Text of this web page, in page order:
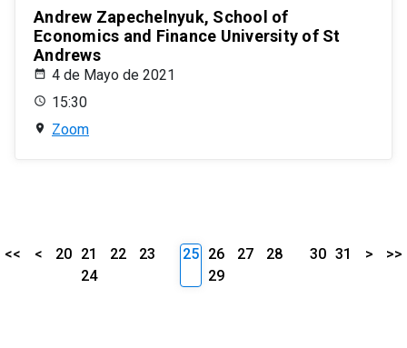
Andrew Zapechelnyuk, School of
Economics and Finance University of St
Andrews
4 de Mayo de 2021
15:30
Zoom
<< < 20 21 22
23
24
25 26 27
28
29
30 31 > >>